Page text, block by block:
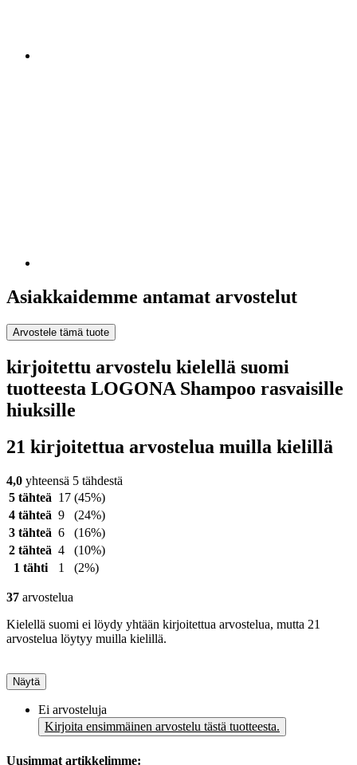
Asiakkaidemme antamat arvostelut
Arvostele tämä tuote
kirjoitettu arvostelu kielellä suomi
tuotteesta LOGONA Shampoo rasvaisille
hiuksille
21 kirjoitettua arvostelua muilla kielillä
4,0 yhteensä 5 tähdestä
5 tähteä 17 (45%)
4 tähteä 9
(24%)
3 tähteä 6
(16%)
2 tähteä 4
(10%)
1 tähti
1 (2%)
37 arvostelua
Kielellä suomi ei löydy yhtään kirjoitettua arvostelua, mutta 21
arvostelua löytyy muilla kielillä.
Näytä
Ei arvosteluja
Kirjoita ensimmäinen arvostelu tästä tuotteesta.
Uusimmat artikkelimme: